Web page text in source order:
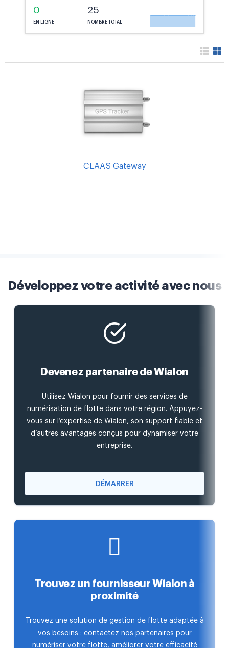
0
EN LIGNE
25
NOMBRE TOTAL
CLAAS Gateway
Développez votre activité avec nous
Devenez partenaire de Wialon
Utilisez Wialon pour fournir des services de
numérisation de flotte dans votre région. Appuyez-
vous sur l’expertise de Wialon, son support fiable et
d’autres avantages conçus pour dynamiser votre
entreprise.
DÉMARRER
Trouvez un fournisseur Wialon à
proximité
Trouvez une solution de gestion de flotte adaptée à
vos besoins : contactez nos partenaires pour
numériser votre flotte, améliorer votre efficacité